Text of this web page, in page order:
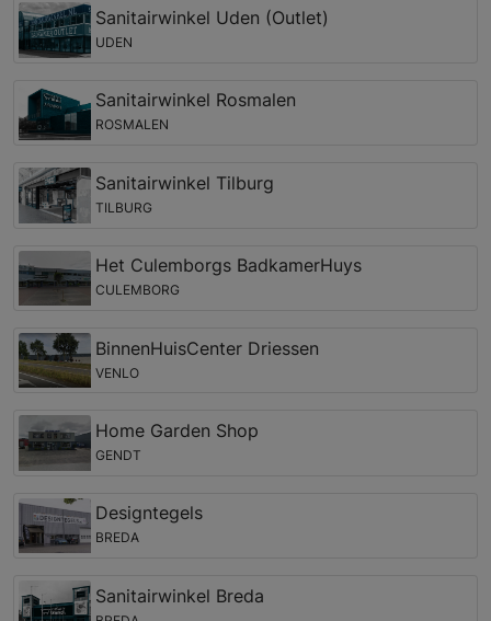
Sanitairwinkel Uden (Outlet)
UDEN
Sanitairwinkel Rosmalen
ROSMALEN
Sanitairwinkel Tilburg
TILBURG
Het Culemborgs BadkamerHuys
CULEMBORG
BinnenHuisCenter Driessen
VENLO
Home Garden Shop
GENDT
Designtegels
BREDA
Sanitairwinkel Breda